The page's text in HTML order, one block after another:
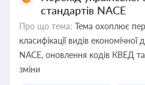
стандартів NACE
Про що тема: Тема охоплює
класифікації видів економічної
NACE, оновлення кодів КВЕД
зміни